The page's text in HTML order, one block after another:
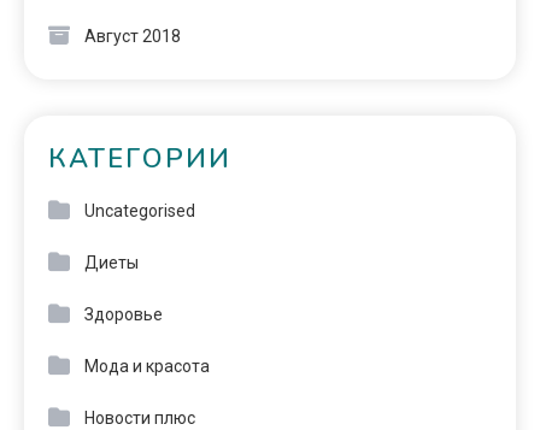
Август 2018
КАТЕГОРИИ
Uncategorised
Диеты
Здоровье
Мода и красота
Новости плюс